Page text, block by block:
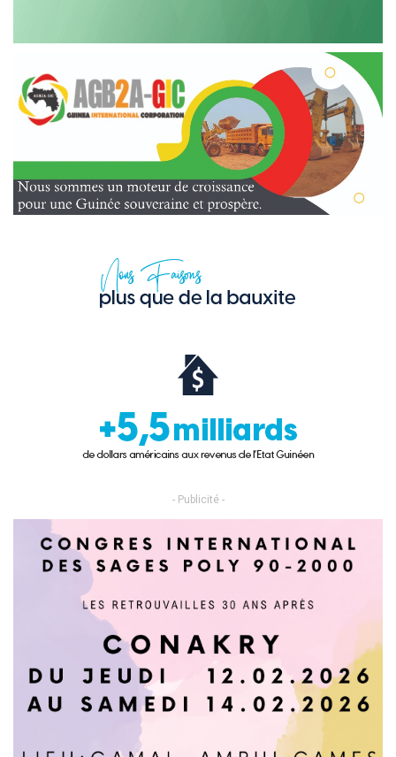
- Publicité -